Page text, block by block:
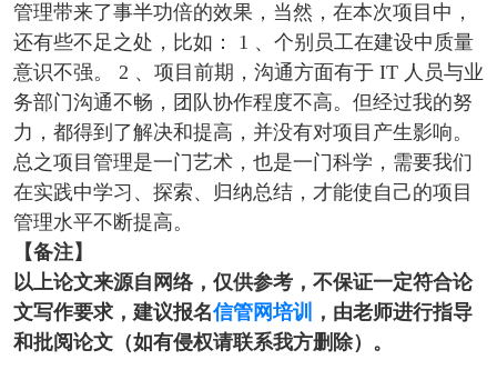
管理带来了事半功倍的效果，当然，在本次项目中，
还有些不足之处，比如： 1 、个别员工在建设中质量
意识不强。 2 、项目前期，沟通方面有于 IT 人员与业
务部门沟通不畅，团队协作程度不高。但经过我的努
力，都得到了解决和提高，并没有对项目产生影响。
总之项目管理是一门艺术，也是一门科学，需要我们
在实践中学习、探索、归纳总结，才能使自己的项目
管理水平不断提高。
【备注】
以上论文来源自网络，仅供参考，不保证一定符合论
文写作要求，建议报名信管网培训
，由老师进行指导
和批阅论文（如有侵权请联系我方删除）。